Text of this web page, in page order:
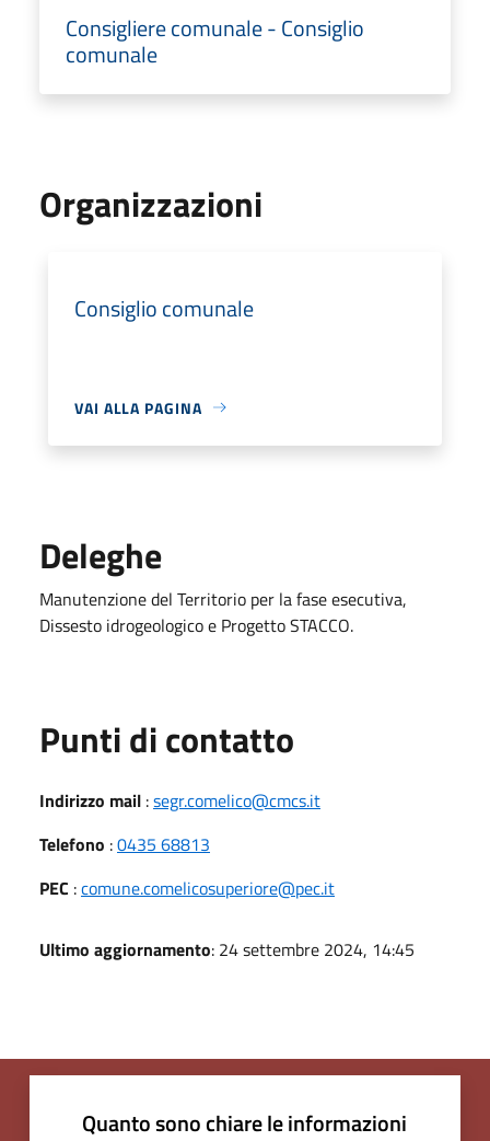
Consigliere comunale - Consiglio
comunale
Organizzazioni
Consiglio comunale
VAI ALLA PAGINA
Deleghe
Manutenzione del Territorio per la fase esecutiva,
Dissesto idrogeologico e Progetto STACCO.
Punti di contatto
Indirizzo mail :segr.comelico@cmcs.it
Telefono :0435 68813
PEC :comune.comelicosuperiore@pec.it
Ultimo aggiornamento: 24 settembre 2024, 14:45
Quanto sono chiare le informazioni